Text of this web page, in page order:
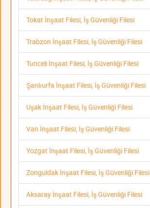
Tokat İnşaat Filesi, İş Güvenliği Filesi
Trabzon İnşaat Filesi, İş Güvenliği Filesi
Tunceli İnşaat Filesi, İş Güvenliği Filesi
Şanlıurfa İnşaat Filesi, İş Güvenliği Filesi
Uşak İnşaat Filesi, İş Güvenliği Filesi
Van İnşaat Filesi, İş Güvenliği Filesi
Yozgat İnşaat Filesi, İş Güvenliği Filesi
Zonguldak İnşaat Filesi, İş Güvenliği Filesi
Aksaray İnşaat Filesi, İş Güvenliği Filesi